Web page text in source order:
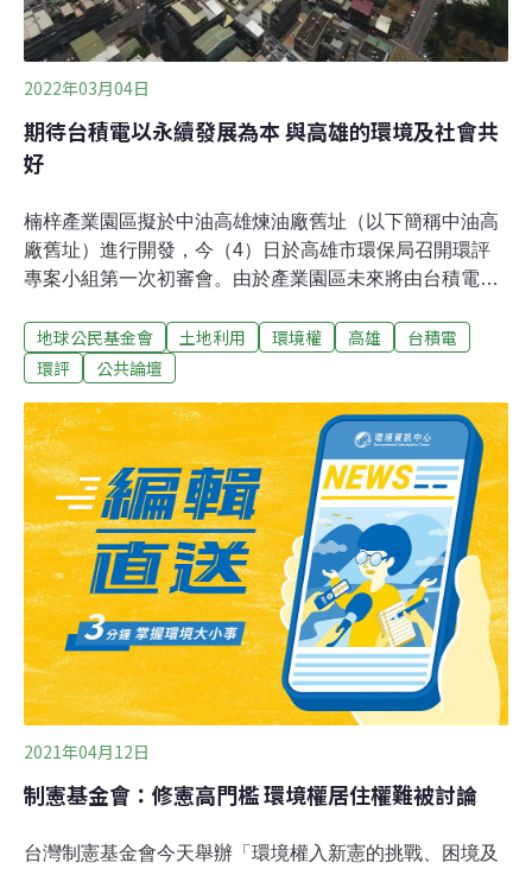
2022年03月04日
期待台積電以永續發展為本 與高雄的環境及社會共
好
楠梓產業園區擬於中油高雄煉油廠舊址（以下簡稱中油高
廠舊址）進行開發，今（4）日於高雄市環保局召開環評
專案小組第一次初審會。由於產業園區未來將由台積電進
水、用電需求，其使用的化學品不斷因應製程更新而變
化，也使廢水、廢棄物的管理複雜化，足見台積電設廠帶
市政府用最快的速度展開楠梓產業園區的行政程序，上述
這些環評能否妥善完備？過去前高雄市長陳菊承諾於中油
高廠舊址設立的生態公園，是否能兌現承諾納入規劃之
中？這是我們擔憂之處，也是市民最深刻的期待。然而經
歷全球晶片供應短缺，半導體晶片儼然成為各國重要的戰
略物資。而台積電的晶圓代工市占率達全球的五成，對於
我國的地緣政治地位有決定性的影響。我們理解台積電對
於台灣的重要性，但我們依然期待重視企業社會責任及永
續發展的台積電，能「不只是蓋工廠」，而是透過與社區
的連結
地球公民基金會 土地利用 環境權 高雄
台積電
環評
公共論壇
2021年04月12日
制憲基金會：修憲高門檻 環境權居住權難被討論
台灣制憲基金會今天舉辦「環境權入新憲的挑戰、困境及